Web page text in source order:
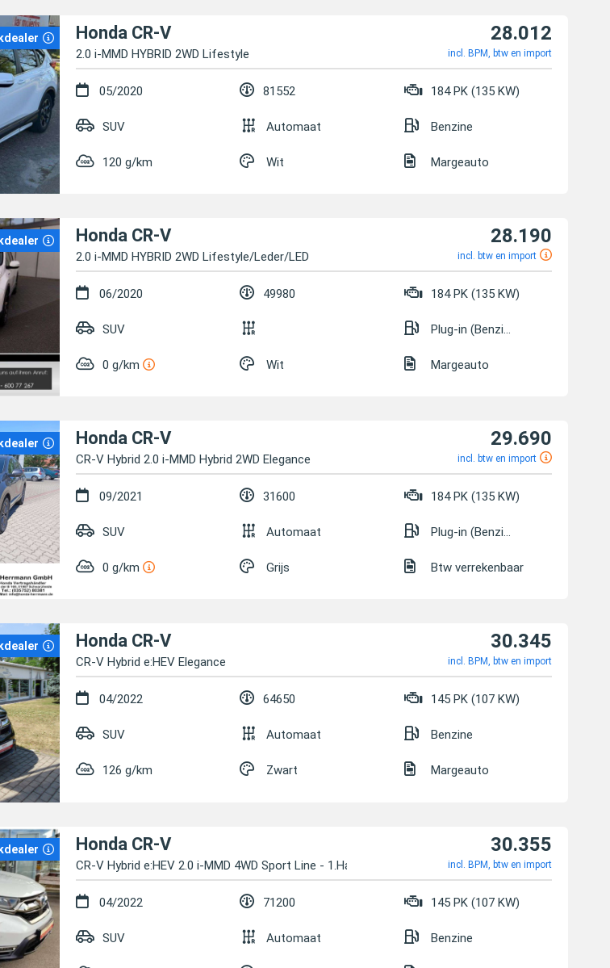
Honda CR-V
2.0 i-MMD HYBRID 2WD Lifestyle
28.012
incl. BPM, btw en import
05/2020 81552 184 PK (135 KW)
SUV Automaat Benzine
120 g/km Wit Margeauto
Honda CR-V
2.0 i-MMD HYBRID 2WD Lifestyle/Leder/LED
28.190
incl. btw en import
06/2020 49980 184 PK (135 KW)
SUV Plug-in (Benzine/Elektrisch)
0 g/km Wit Margeauto
Honda CR-V
CR-V Hybrid 2.0 i-MMD Hybrid 2WD Elegance
29.690
incl. btw en import
09/2021 31600 184 PK (135 KW)
SUV Automaat Plug-in (Benzine/Elektrisch)
0 g/km Grijs Btw verrekenbaar
Honda CR-V
CR-V Hybrid e:HEV Elegance
30.345
incl. BPM, btw en import
04/2022 64650 145 PK (107 KW)
SUV Automaat Benzine
126 g/km Zwart Margeauto
Honda CR-V
CR-V Hybrid e:HEV 2.0 i-MMD 4WD Sport Line - 1.Hand
30.355
incl. BPM, btw en import
04/2022 71200 145 PK (107 KW)
SUV Automaat Benzine